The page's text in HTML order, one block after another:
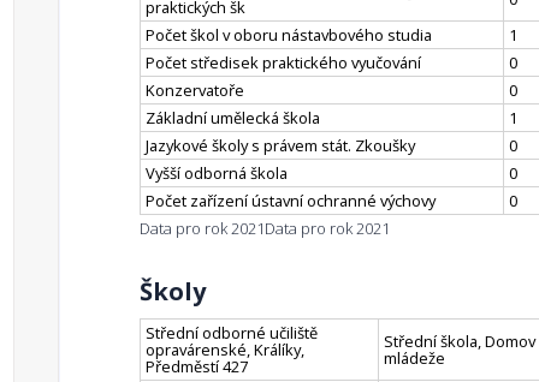
praktických šk
Počet škol v oboru nástavbového studia
1
Počet středisek praktického vyučování
0
Konzervatoře
0
Základní umělecká škola
1
Jazykové školy s právem stát. Zkoušky
0
Vyšší odborná škola
0
Počet zařízení ústavní ochranné výchovy
0
Data pro rok 2021Data pro rok 2021
Školy
Střední odborné učiliště
opravárenské, Králíky,
Předměstí 427
Střední škola, Domov
mládeže